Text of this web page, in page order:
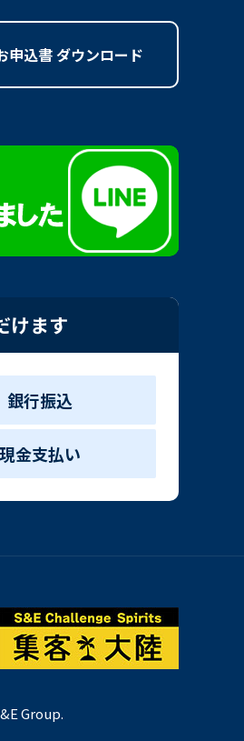
申込書 ダウンロード
けます
銀行振込
現金支払い
Group.